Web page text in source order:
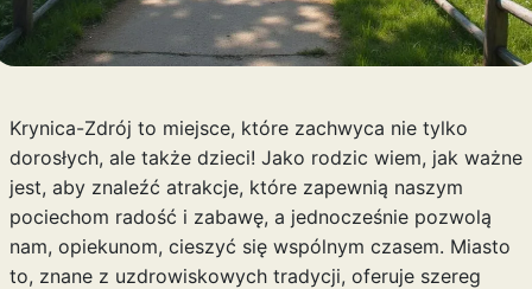
Krynica-Zdrój to miejsce, które zachwyca nie tylko
dorosłych, ale także dzieci! Jako rodzic wiem, jak ważne
jest, aby znaleźć atrakcje, które zapewnią naszym
pociechom radość i zabawę, a jednocześnie pozwolą
nam, opiekunom, cieszyć się wspólnym czasem. Miasto
to, znane z uzdrowiskowych tradycji, oferuje szereg